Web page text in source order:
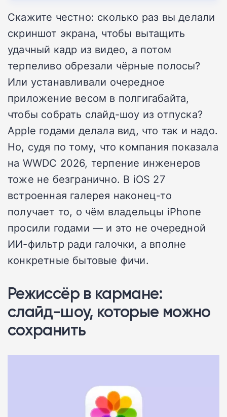
Скажите честно: сколько раз вы делали
скриншот экрана, чтобы вытащить
удачный кадр из видео, а потом
терпеливо обрезали чёрные полосы?
Или устанавливали очередное
приложение весом в полгигабайта,
чтобы собрать слайд-шоу из отпуска?
Apple годами делала вид, что так и надо.
Но, судя по тому, что компания показала
на WWDC 2026, терпение инженеров
тоже не безгранично. В iOS 27
встроенная галерея наконец-то
получает то, о чём владельцы iPhone
просили годами — и это не очередной
ИИ-фильтр ради галочки, а вполне
конкретные бытовые фичи.
Режиссёр в кармане:
слайд-шоу, которые можно
сохранить